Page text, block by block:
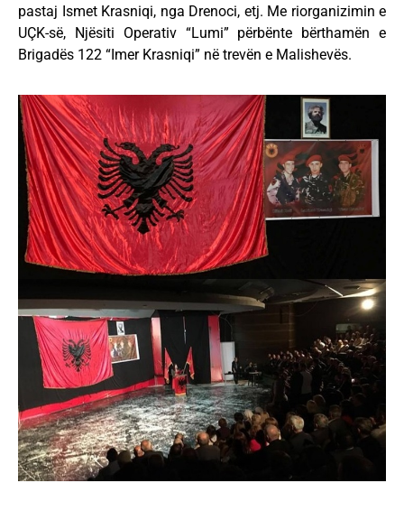
pastaj Ismet Krasniqi, nga Drenoci, etj. Me riorganizimin e
UÇK-së, Njësiti Operativ “Lumi” përbënte bërthamën e
Brigadës 122 “Imer Krasniqi” në trevën e Malishevës.